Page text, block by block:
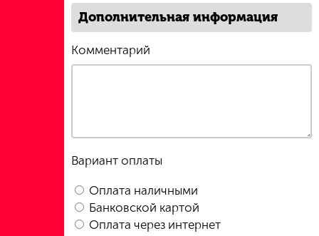
Дополнительная информация
Комментарий
Вариант оплаты
Оплата наличными
Банковской картой
Оплата через интернет